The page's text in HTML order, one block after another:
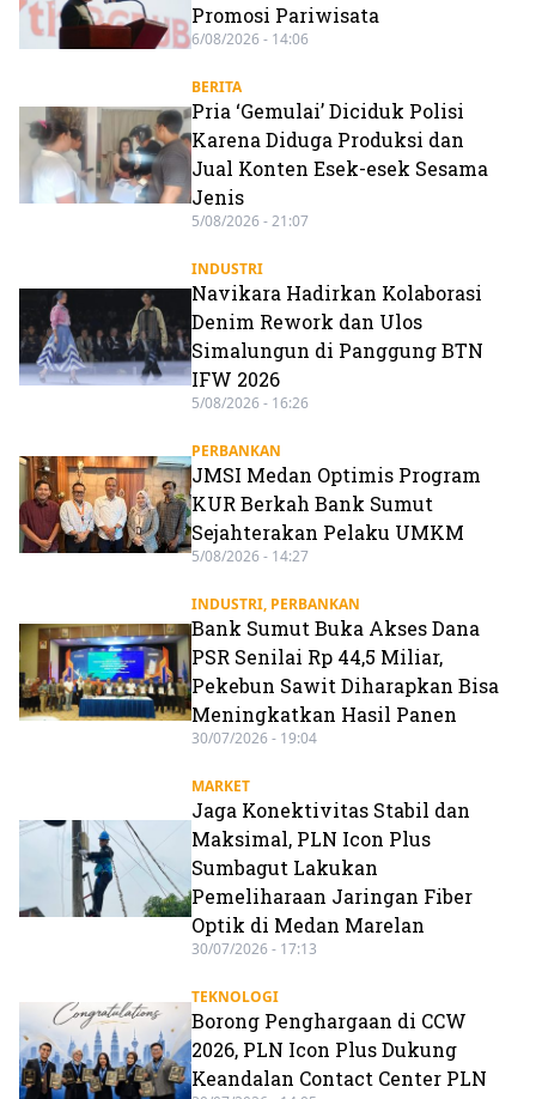
Promosi Pariwisata
6/08/2026 - 14:06
BERITA
Pria ‘Gemulai’ Diciduk Polisi
Karena Diduga Produksi dan
Jual Konten Esek-esek Sesama
Jenis
5/08/2026 - 21:07
INDUSTRI
Navikara Hadirkan Kolaborasi
Denim Rework dan Ulos
Simalungun di Panggung BTN
IFW 2026
5/08/2026 - 16:26
PERBANKAN
JMSI Medan Optimis Program
KUR Berkah Bank Sumut
Sejahterakan Pelaku UMKM
5/08/2026 - 14:27
INDUSTRI, PERBANKAN
Bank Sumut Buka Akses Dana
PSR Senilai Rp 44,5 Miliar,
Pekebun Sawit Diharapkan Bisa
Meningkatkan Hasil Panen
30/07/2026 - 19:04
MARKET
Jaga Konektivitas Stabil dan
Maksimal, PLN Icon Plus
Sumbagut Lakukan
Pemeliharaan Jaringan Fiber
Optik di Medan Marelan
30/07/2026 - 17:13
TEKNOLOGI
Borong Penghargaan di CCW
2026, PLN Icon Plus Dukung
Keandalan Contact Center PLN